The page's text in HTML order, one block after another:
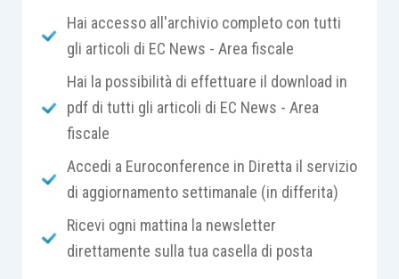
Il testo dei due articoli richiamati detta alcuni
principi ecriteri ai quali si dovranno attenere i
decreti attuativi di prossima emanazione che
introdurranno
disciplina degli strumenti normativi a
disposizione dell’imprenditore in crisi, il tutto nel
salvaguardare, ove possibile, la
Hai accesso all'archivio completo con tutti
gli articoli di EC News - Area fiscale
Hai la possibilità di effettuare il download in
pdf di tutti gli articoli di EC News - Area
fiscale
Accedi a Euroconference in Diretta il servizio
di aggiornamento settimanale (in differita)
Ricevi ogni mattina la newsletter
direttamente sulla tua casella di posta